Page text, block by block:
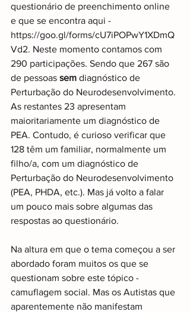
questionário de preenchimento online
e que se encontra aqui -
https://goo.gl/forms/cU7iPOPwY1XDmQ
Vd2. Neste momento contamos com
290 participações. Sendo que 267 são
de pessoas sem diagnóstico de
Perturbação do Neurodesenvolvimento.
As restantes 23 apresentam
maioritariamente um diagnóstico de
PEA. Contudo, é curioso verificar que
128 têm um familiar, normalmente um
filho/a, com um diagnóstico de
Perturbação do Neurodesenvolvimento
(PEA, PHDA, etc.). Mas já volto a falar
um pouco mais sobre algumas das
respostas ao questionário.
Na altura em que o tema começou a ser
abordado foram muitos os que se
questionam sobre este tópico -
camuflagem social. Mas os Autistas que
aparentemente não manifestam